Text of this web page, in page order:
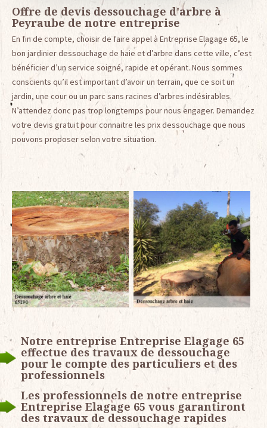
Offre de devis dessouchage d'arbre à
Peyraube de notre entreprise
En fin de compte, choisir de faire appel à Entreprise Elagage 65, le
bon jardinier dessouchage de haie et d’arbre dans cette ville, c’est
bénéficier d’un service soigné, rapide et opérant. Nous sommes
conscients qu’il est important d’avoir un terrain, que ce soit un
jardin, une cour ou un parc sans racines d’arbres indésirables.
N’attendez donc pas trop longtemps pour nous engager. Demandez
votre devis gratuit pour connaitre les prix dessouchage que nous
pouvons proposer selon votre situation.
Notre entreprise Entreprise Elagage 65
effectue des travaux de dessouchage
pour le compte des particuliers et des
professionnels
Les professionnels de notre entreprise
Entreprise Elagage 65 vous garantiront
des travaux de dessouchage rapides